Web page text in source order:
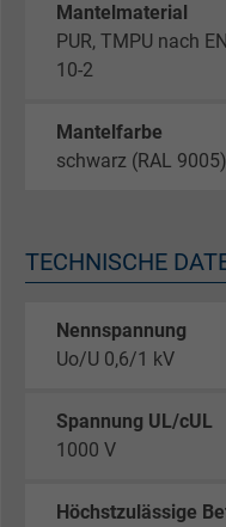
Mantelmaterial
PUR, TMPU nach
10-2
Mantelfarbe
schwarz (RAL 9005)
TECHNISCHE
Nennspannung
Uo/U 0,6/1 kV
Spannung UL/cUL
1000 V
Höchstzulässige